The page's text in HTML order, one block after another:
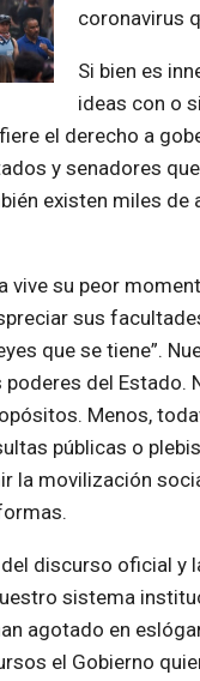
coronavirus
Si bien es
ideas con o
el derecho a
y senadores
existen miles
vive su peor
sus
que se tiene”.
del Estado.
Menos,
públicas o
la movilización
discurso oficial
sistema
agotado en
el Gobierno